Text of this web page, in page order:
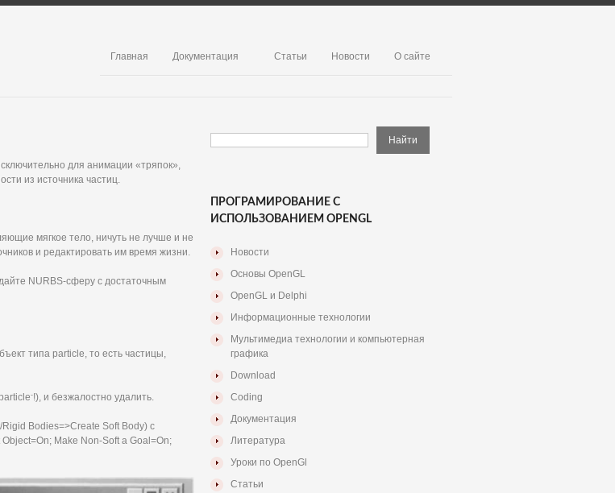
Главная Документация Статьи Новости О сайте
для анимации «тряпок»,
из источника частиц.
мягкое тело, ничуть не лучше и не
и редактировать им время жизни.
NURBS-сферу с достаточным
типа particle, то есть частицы,
-!), и безжалостно удалить.
Bodies=>Create Soft Body) с
Make Non-Soft a Goal=On;
ПРОГРАМИРОВАНИЕ С
ИСПОЛЬЗОВАНИЕМ OPENGL
Новости
Основы OpenGL
OpenGL и Delphi
Информационные технологии
Мультимедиа технологии и компьютерная
графика
Download
Coding
Документация
Литература
Уроки по OpenGl
Статьи